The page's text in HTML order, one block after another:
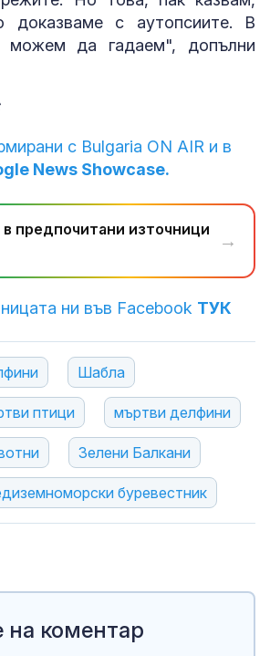
доказваме с аутопсиите. В
можем да гадаем", допълни
с Bulgaria ON AIR и в
News Showcase.
предпочитани източници
→
ни във Facebook ТУК
Шабла
птици мъртви делфини
Зелени Балкани
буревестник
на коментар